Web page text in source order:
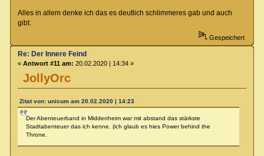
Alles in allem denke ich das es deutlich schlimmeres gab und auch
gibt.
Gespeichert
JollyOrc
Re: Der Innere Feind
« Antwort #11 am: 20.02.2020 | 14:34 »
Zitat von: unicum am 20.02.2020 | 14:23
Der Abenteuerband in Middenheim war mit abstand das stärkste
Stadtabenteuer das ich kenne. (ich glaub es hies Power behind the
Throne.